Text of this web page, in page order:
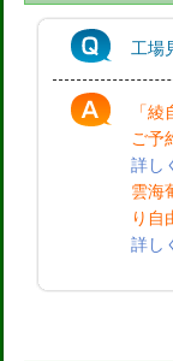
工場
「
ご予
詳し
雲海
り自
詳し